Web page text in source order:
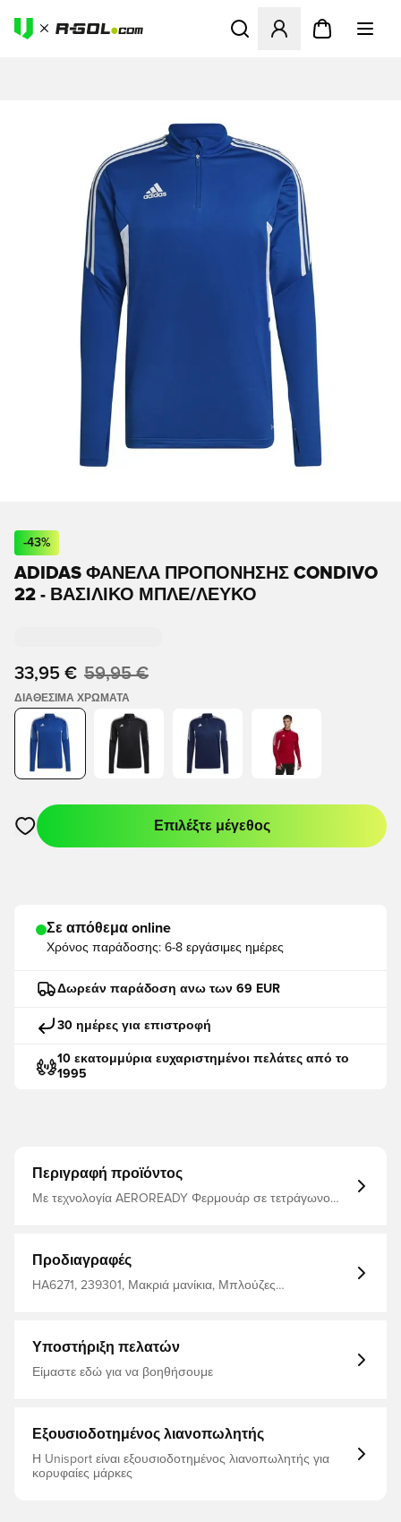
Ανοίγει ένα Modal για να
-43%
ADIDAS ΦΑΝΈΛΑ ΠΡΟΠΌΝΗΣΗΣ CONDIVO
22 - ΒΑΣΙΛΙΚΌ ΜΠΛΕ/ΛΕΥΚΌ
33,95 € 59,95 €
ΔΙΑΘΈΣΙΜΑ ΧΡΏΜΑΤΑ
Ανοίγει ένα Modal για να συνδεθείτε ή να εγγραφείτε ως
Επιλέξτε μέγεθος
Σε απόθεμα online
Χρόνος παράδοσης: 6-8 εργάσιμες ημέρες
Δωρεάν παράδοση ανω των 69 EUR
30 ημέρες για επιστροφή
10 εκατομμύρια ευχαριστημένοι πελάτες από το
1995
Περιγραφή προϊόντος
Με τεχνολογία AEROREADY Φερμουάρ σε τετράγωνο
Προδιαγραφές
HA6271, 239301, Μακριά μανίκια, Μπλούζες
Υποστήριξη πελατών
Είμαστε εδώ για να βοηθήσουμε
Εξουσιοδοτημένος λιανοπωλητής
Η Unisport είναι εξουσιοδοτημένος λιανοπωλητής για
κορυφαίες μάρκες